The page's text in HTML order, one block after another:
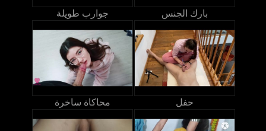
جوارب طويلة بارك الجنس
محاكاة ساخرة حفل